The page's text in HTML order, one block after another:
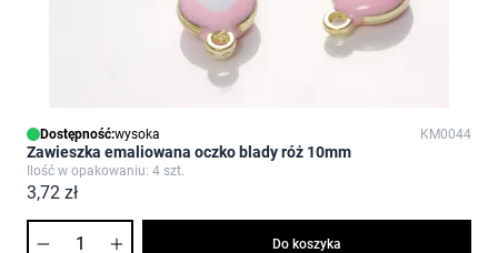
Dostępność:wysoka KM0044
Zawieszka emaliowana oczko blady róż 10mm
Ilość w opakowaniu: 4 szt.
3,72 zł
Do koszyka